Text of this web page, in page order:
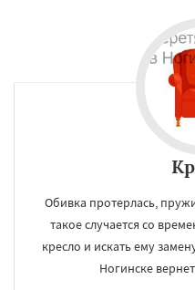
Обивка протерлась,
такое случается со
кресло и искать ему
Ногинске